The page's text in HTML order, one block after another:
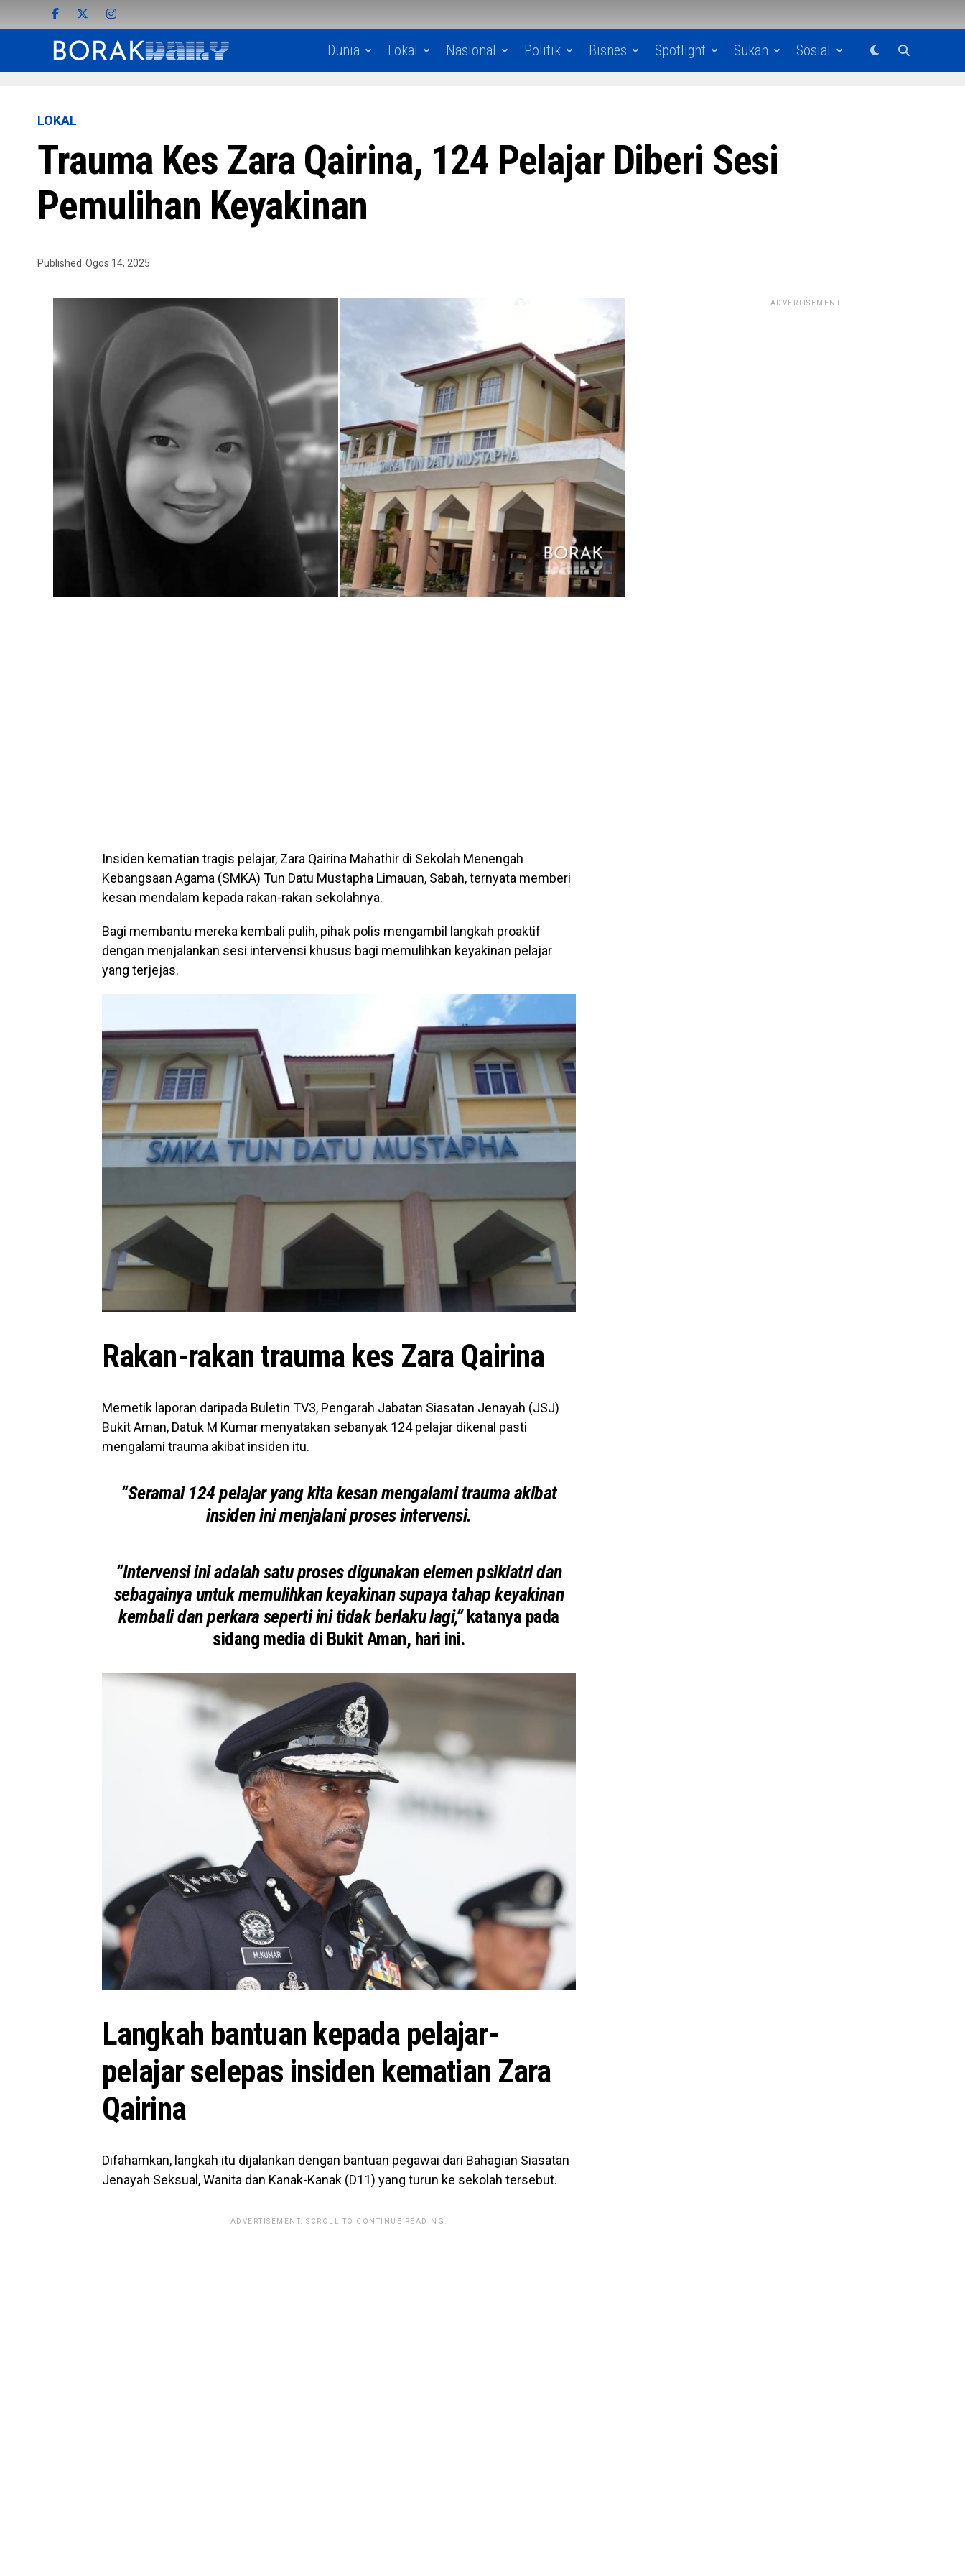
Dunia Lokal Nasional Politik Bisnes Spotlight Sukan Sosial
LOKAL
Trauma Kes Zara Qairina, 124 Pelajar Diberi Sesi
Pemulihan Keyakinan
Published Ogos 14, 2025
Insiden kematian tragis pelajar, Zara Qairina Mahathir di Sekolah Menengah
Kebangsaan Agama (SMKA) Tun Datu Mustapha Limauan, Sabah, ternyata memberi
kesan mendalam kepada rakan-rakan sekolahnya.
Bagi membantu mereka kembali pulih, pihak polis mengambil langkah proaktif
dengan menjalankan sesi intervensi khusus bagi memulihkan keyakinan pelajar
yang terjejas.
Rakan-rakan trauma kes Zara Qairina
Memetik laporan daripada Buletin TV3, Pengarah Jabatan Siasatan Jenayah (JSJ)
Bukit Aman, Datuk M Kumar menyatakan sebanyak 124 pelajar dikenal pasti
mengalami trauma akibat insiden itu.
“Seramai 124 pelajar yang kita kesan mengalami trauma akibat
insiden ini menjalani proses intervensi.
“Intervensi ini adalah satu proses digunakan elemen psikiatri dan
sebagainya untuk memulihkan keyakinan supaya tahap keyakinan
kembali dan perkara seperti ini tidak berlaku lagi,”katanya pada
sidang media di Bukit Aman, hari ini.
Langkah bantuan kepada pelajar-
pelajar selepas insiden kematian Zara
Qairina
Difahamkan, langkah itu dijalankan dengan bantuan pegawai dari Bahagian Siasatan
Jenayah Seksual, Wanita dan Kanak-Kanak (D11) yang turun ke sekolah tersebut.
ADVERTISEMENT. SCROLL TO CONTINUE READING.
ADVERTISEMENT